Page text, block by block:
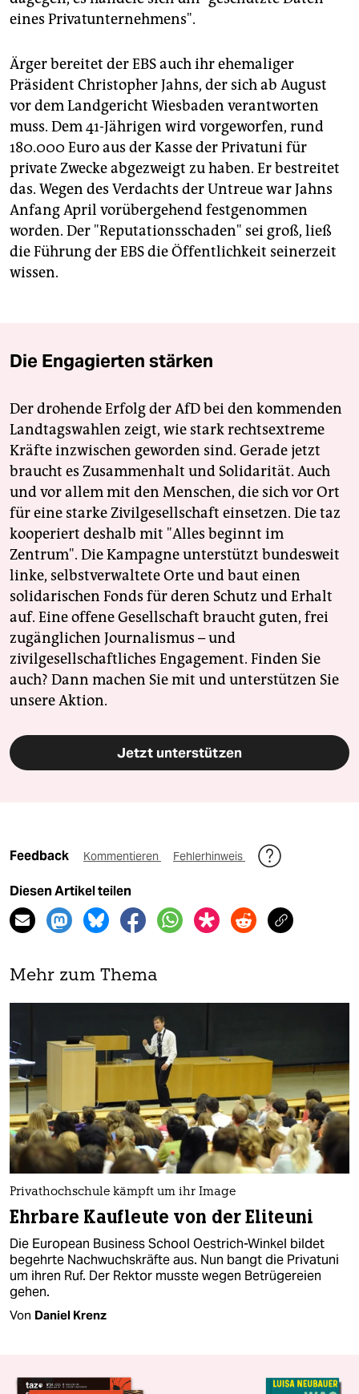
eines Privatunternehmens".
Ärger bereitet der EBS auch ihr ehemaliger
Präsident Christopher Jahns, der sich ab August
vor dem Landgericht Wiesbaden verantworten
muss. Dem 41-Jährigen wird vorgeworfen, rund
180.000 Euro aus der Kasse der Privatuni für
private Zwecke abgezweigt zu haben. Er bestreitet
das. Wegen des Verdachts der Untreue war Jahns
Anfang April vorübergehend festgenommen
worden. Der "Reputationsschaden" sei groß, ließ
die Führung der EBS die Öffentlichkeit seinerzeit
wissen.
Die Engagierten stärken
Der drohende Erfolg der AfD bei den kommenden
Landtagswahlen zeigt, wie stark rechtsextreme
Kräfte inzwischen geworden sind. Gerade jetzt
braucht es Zusammenhalt und Solidarität. Auch
und vor allem mit den Menschen, die sich vor Ort
für eine starke Zivilgesellschaft einsetzen. Die taz
kooperiert deshalb mit "Alles beginnt im
Zentrum". Die Kampagne unterstützt bundesweit
linke, selbstverwaltete Orte und baut einen
solidarischen Fonds für deren Schutz und Erhalt
auf. Eine offene Gesellschaft braucht guten, frei
zugänglichen Journalismus – und
zivilgesellschaftliches Engagement. Finden Sie
auch? Dann machen Sie mit und unterstützen Sie
unsere Aktion.
Jetzt unterstützen
Feedback Kommentieren Fehlerhinweis
Diesen Artikel teilen
Mehr zum Thema
Privathochschule kämpft um ihr Image
Ehrbare Kaufleute von der Eliteuni
Die European Business School Oestrich-Winkel bildet
begehrte Nachwuchskräfte aus. Nun bangt die Privatuni
um ihren Ruf. Der Rektor musste wegen Betrügereien
gehen.
Von Daniel Krenz